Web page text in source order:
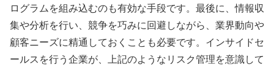
ログラムを組み込むのも有効な手段です。最後に、情報収
集や分析を行い、競争を巧みに回避しながら、業界動向や
顧客ニーズに精通しておくことも必要です。インサイドセ
ールスを行う企業が、上記のようなリスク管理を意識して